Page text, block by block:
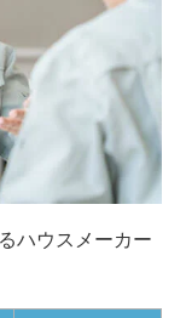
ハウスメーカー